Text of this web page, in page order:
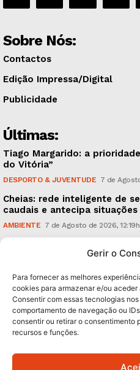
Gerir o
Para fornecer as melhores
cookies para armazenar e/ou
Consentir com essas tecnologias
comportamento de navegação ou
consentir ou retirar o consentimento
recursos e funções.
Sobre Nós:
Contactos
Edição Impressa/Digital
Publicidade
Últimas:
Tiago Margarido: a
do Vitória”
DESPORTO & JUVENTUDE 7 de
Cheias: rede inteligente de
caudais e antecipa
AMBIENTE 7 de Agosto de 2026, 12:19h
Subscreva